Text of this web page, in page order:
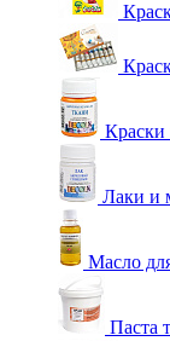
Краски
Лаки и
Масло
Паста